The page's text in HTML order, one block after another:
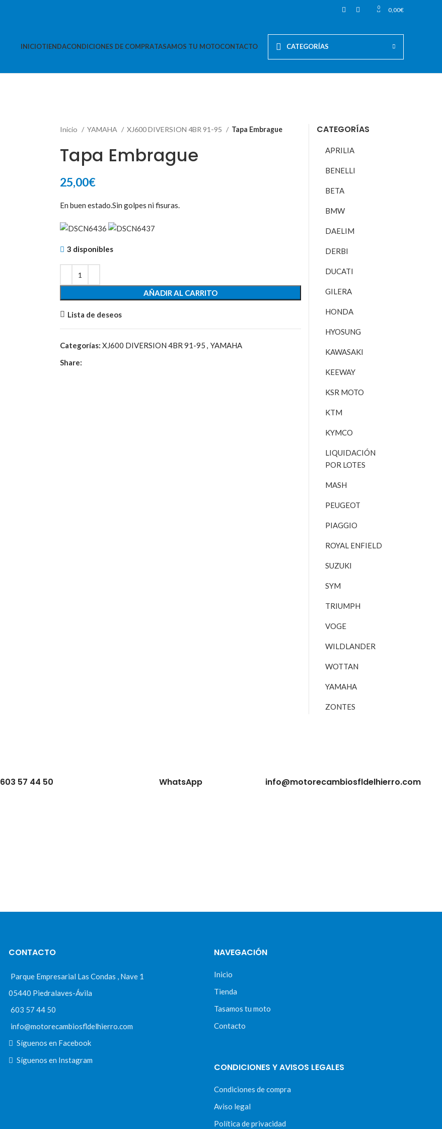
0 0,00€
INICIOTIENDACONDICIONES DE COMPRATASAMOS TU MOTOCONTACTO CATEGORÍAS
Inicio YAMAHA XJ600 DIVERSION 4BR 91-95 Tapa Embrague
Tapa Embrague
25,00€
En buen estado.Sin golpes ni fisuras.
3 disponibles
AÑADIR AL CARRITO
Lista de deseos
Categorías: XJ600 DIVERSION 4BR 91-95 , YAMAHA
Share:
CATEGORÍAS
APRILIA
BENELLI
BETA
BMW
DAELIM
DERBI
DUCATI
GILERA
HONDA
HYOSUNG
KAWASAKI
KEEWAY
KSR MOTO
KTM
KYMCO
LIQUIDACIÓN
POR LOTES
MASH
PEUGEOT
PIAGGIO
ROYAL ENFIELD
SUZUKI
SYM
TRIUMPH
VOGE
WILDLANDER
WOTTAN
YAMAHA
ZONTES
603 57 44 50 WhatsApp info@motorecambiosfldelhierro.com
CONTACTO
Parque Empresarial Las Condas , Nave 1
05440 Piedralaves-Ávila
603 57 44 50
info@motorecambiosfldelhierro.com
Síguenos en Facebook
Síguenos en Instagram
NAVEGACIÓN
Inicio
Tienda
Tasamos tu moto
Contacto
CONDICIONES Y AVISOS LEGALES
Condiciones de compra
Aviso legal
Política de privacidad